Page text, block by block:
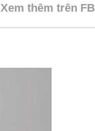
Xem thêm trên FB